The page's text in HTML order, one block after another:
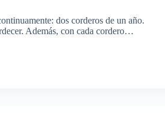
dos corderos de un año.
Además, con cada cordero…